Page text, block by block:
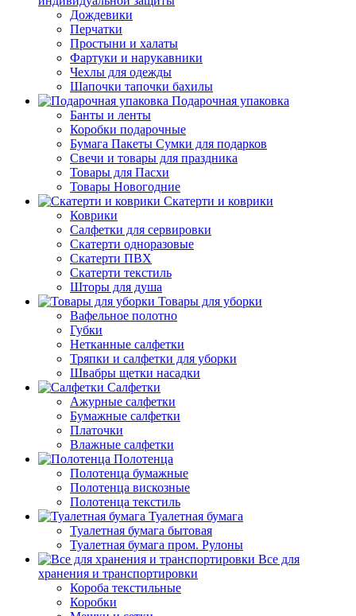
Дождевики
Перчатки
Простыни и халаты
Фартуки и нарукавники
Чехлы для одежды
Шапочки тапочки бахилы
Подарочная упаковка
Банты и ленты
Коробки подарочные
Бумага Пакеты Сумки для подарков
Свечи и товары для праздника
Товары для Пасхи
Товары Новогодние
Скатерти и коврики
Коврики
Салфетки для сервировки
Скатерти одноразовые
Скатерти ПВХ
Скатерти текстиль
Шторы для душа
Товары для уборки
Вафельное полотно
Губки
Нетканные салфетки
Тряпки и салфетки для уборки
Швабры щетки насадки
Салфетки
Ажурные салфетки
Бумажные салфетки
Платочки
Влажные салфетки
Полотенца
Полотенца бумажные
Полотенца вискозные
Полотенца текстиль
Туалетная бумага
Туалетная бумага бытовая
Туалетная бумага пром. Рулоны
Все для
хранения и транспортировки
Короба текстильные
Коробки